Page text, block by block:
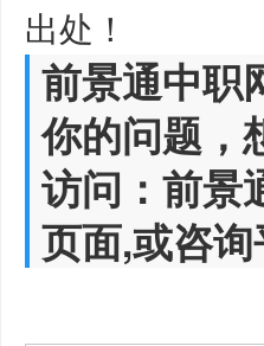
出处！
前景通中职
你的问题，
访问：前景
页面,或咨询